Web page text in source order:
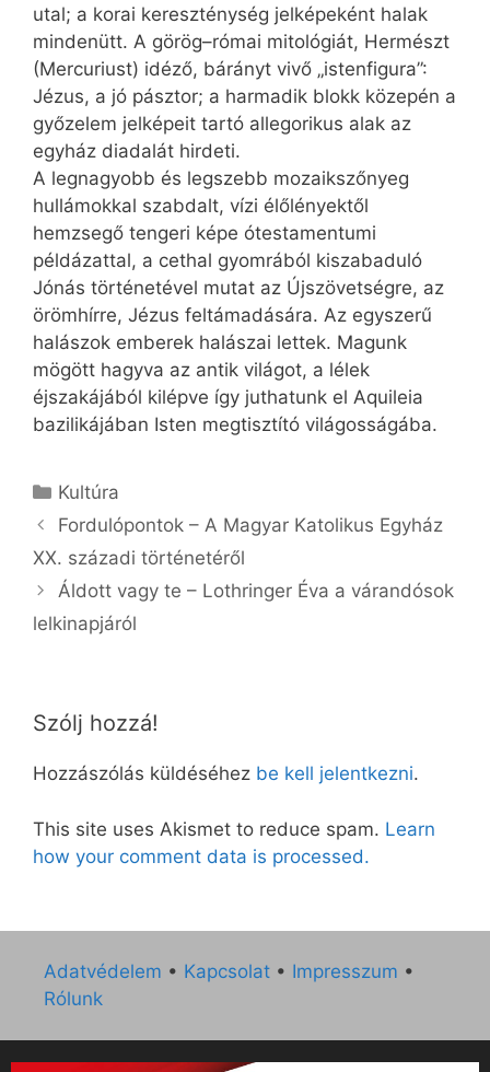
utal; a korai kereszténység jelképeként halak
mindenütt. A görög–római mitológiát, Hermészt
(Mercuriust) idéző, bárányt vivő „istenfigura”:
Jézus, a jó pásztor; a harmadik blokk közepén a
győzelem jelképeit tartó allegorikus alak az
egyház diadalát hirdeti.
A legnagyobb és legszebb mozaikszőnyeg
hullámokkal szabdalt, vízi élőlényektől
hemzsegő tengeri képe ótestamentumi
példázattal, a cethal gyomrából kiszabaduló
Jónás történetével mutat az Újszövetségre, az
örömhírre, Jézus feltámadására. Az egyszerű
halászok emberek halászai lettek. Magunk
mögött hagyva az antik világot, a lélek
éjszakájából kilépve így juthatunk el Aquileia
bazilikájában Isten megtisztító világosságába.
Kategória
Kultúra
Fordulópontok – A Magyar Katolikus Egyház
XX. századi történetéről
Áldott vagy te – Lothringer Éva a várandósok
lelkinapjáról
Szólj hozzá!
Hozzászólás küldéséhez be kell jelentkezni.
This site uses Akismet to reduce spam. Learn
how your comment data is processed.
Adatvédelem • Kapcsolat • Impresszum •
Rólunk